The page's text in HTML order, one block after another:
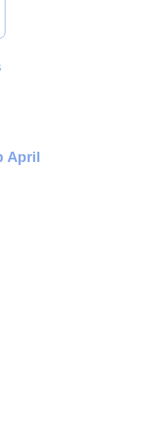
April